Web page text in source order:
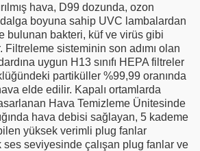
hava, D99 dozunda, ozon
boyuna sahip UVC lambalardan
bulunan bakteri, küf ve virüs gibi
sisteminin son adımı olan
uygun H13 sınıfı HEPA filtreler
partiküller %99,99 oranında
elde edilir. Kapalı ortamlarda
Hava Temizleme Ünitesinde
hava debisi sağlayan, 5 kademe
yüksek verimli plug fanlar
ses seviyesinde çalışan plug fanlar ve